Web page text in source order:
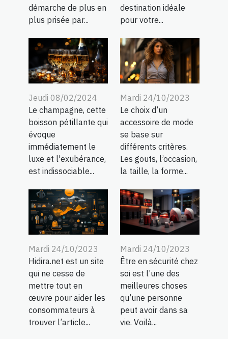
démarche de plus en
plus prisée par...
destination idéale
pour votre...
Jeudi 08/02/2024
Le champagne, cette
boisson pétillante qui
évoque
immédiatement le
luxe et l'exubérance,
est indissociable...
Mardi 24/10/2023
Le choix d’un
accessoire de mode
se base sur
différents critères.
Les gouts, l’occasion,
la taille, la forme...
Mardi 24/10/2023
Hidira.net est un site
qui ne cesse de
mettre tout en
œuvre pour aider les
consommateurs à
trouver l’article...
Mardi 24/10/2023
Être en sécurité chez
soi est l’une des
meilleures choses
qu’une personne
peut avoir dans sa
vie. Voilà...